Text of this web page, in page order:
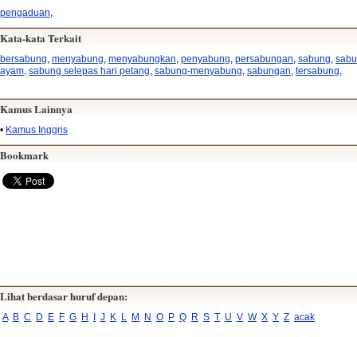
pengaduan
Kata-kata Terkait
bersabung, menyabung, menyabungkan, penyabung, persabungan, sabung,
ayam, sabung selepas hari petang, sabung-menyabung, sabungan, tersabung,
Kamus Lainnya
• Kamus Inggris
Bookmark
Lihat berdasar huruf depan:
A B C D E F G H I J K L M N O P Q R S T U V W X Y Z acak